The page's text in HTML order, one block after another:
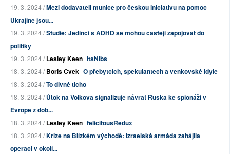
19. 3. 2024 /Mezi dodavateli munice pro českou iniciativu na pomoc
Ukrajině jsou...
19. 3. 2024 /Studie: Jedinci s ADHD se mohou častěji zapojovat do
politiky
19. 3. 2024 /Lesley Keen itsNibs
18. 3. 2024 /Boris Cvek O přebytcích, spekulantech a venkovské idyle
18. 3. 2024 /To divné ticho
18. 3. 2024 /Útok na Volkova signalizuje návrat Ruska ke špionáži v
Evropě z dob...
18. 3. 2024 /Lesley Keen felicitousRedux
18. 3. 2024 /Krize na Blízkém východě: Izraelská armáda zahájila
operaci v okolí...